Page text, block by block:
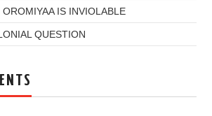
IS INVIOLABLE
QUESTION